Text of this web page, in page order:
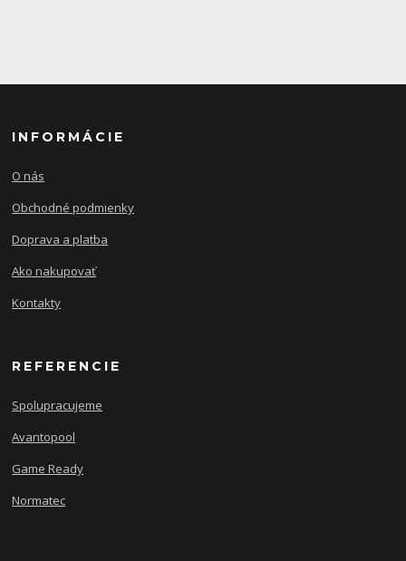
INFORMÁCIE
O nás
Obchodné podmienky
Doprava a platba
Ako nakupovať
Kontakty
REFERENCIE
Spolupracujeme
Avantopool
Game Ready
Normatec